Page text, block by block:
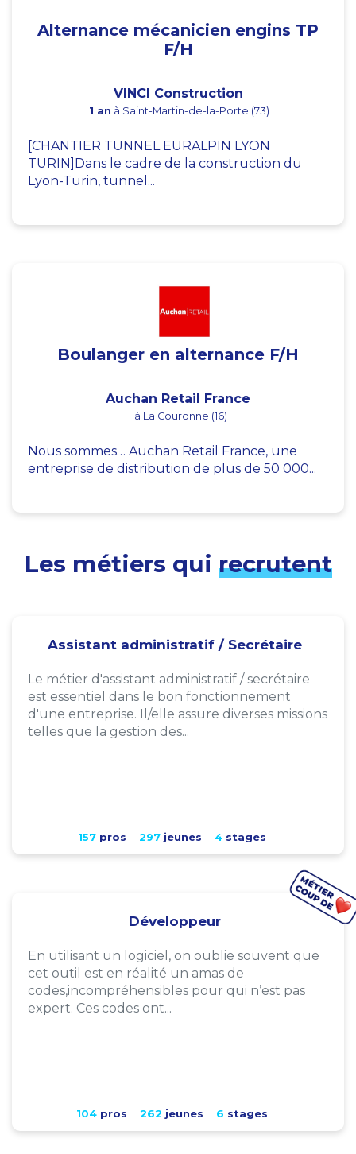
Alternance mécanicien engins TP
F/H
VINCI Construction
1 an à Saint-Martin-de-la-Porte (73)
[CHANTIER TUNNEL EURALPIN LYON
TURIN]Dans le cadre de la construction du
Lyon-Turin, tunnel...
Boulanger en alternance F/H
Auchan Retail France
à La Couronne (16)
Nous sommes… Auchan Retail France, une
entreprise de distribution de plus de 50 000...
Les métiers qui recrutent
Assistant administratif / Secrétaire
Le métier d'assistant administratif / secrétaire
est essentiel dans le bon fonctionnement
d'une entreprise. Il/elle assure diverses missions
telles que la gestion des...
157pros 297jeunes 4stages
Développeur
En utilisant un logiciel, on oublie souvent que
cet outil est en réalité un amas de
codes,incompréhensibles pour qui n’est pas
expert. Ces codes ont...
104pros 262 jeunes 6 stages